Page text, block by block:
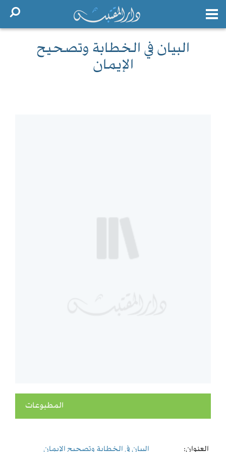
البيان في الخطابة وتصحيح
الإيمان
المطبوعات
العنوان: البيان في الخطابة وتصحيح الإيمان